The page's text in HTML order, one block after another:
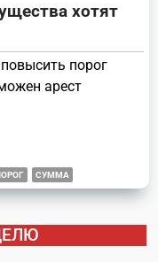
хотят
порог
арест
СУММА